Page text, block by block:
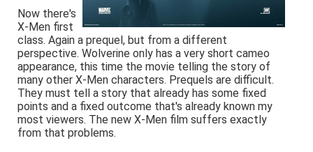
Now there's
X-Men first
class. Again a prequel, but from a different
perspective. Wolverine only has a very short cameo
appearance, this time the movie telling the story of
many other X-Men characters. Prequels are difficult.
They must tell a story that already has some fixed
points and a fixed outcome that's already known my
most viewers. The new X-Men film suffers exactly
from that problems.